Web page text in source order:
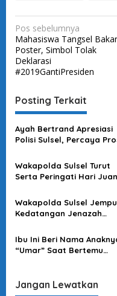
N
a
v
i
g
a
s
i
p
o
s
Pos sebelumnya
Mahasiswa Tangsel Bakar
Poster, Simbol Tolak
Deklarasi
#2019GantiPresiden
Posting Terkait
Ayah Bertrand Apresiasi
Polisi Sulsel, Percaya
Wakapolda Sulsel Turut
Serta Peringati Hari
Wakapolda Sulsel
Kedatangan Jenazah
Sultan Hasanuddin
Ibu Ini Beri Nama
“Umar” Saat Bertemu
Jangan Lewatkan